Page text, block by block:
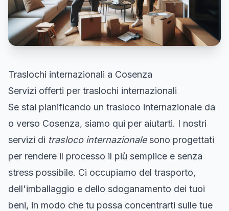
Traslochi internazionali a Cosenza
Servizi offerti per traslochi internazionali
Se stai pianificando un trasloco internazionale da
o verso Cosenza, siamo qui per aiutarti. I nostri
servizi di trasloco internazionalesono progettati
per rendere il processo il più semplice e senza
stress possibile. Ci occupiamo del trasporto,
dell'imballaggio e dello sdoganamento dei tuoi
beni, in modo che tu possa concentrarti sulle tue